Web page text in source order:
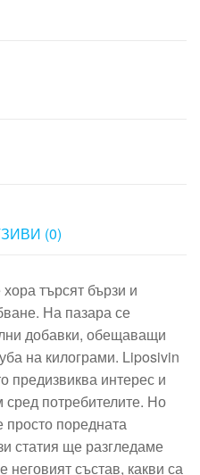
(0)
търсят бързи и
На пазара се
добавки, обещаващи
на килограми. Liposivin
предизвиква интерес и
потребителите. Но
просто поредната
статия ще разгледаме
неговият състав, какви са